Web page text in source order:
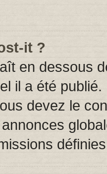
it ?
en dessous
il a été
devez le